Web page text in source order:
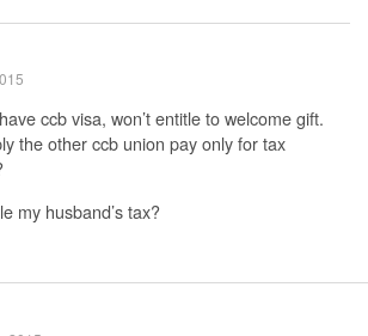
ccb visa, won’t entitle to welcome gift.
the other ccb union pay only for tax
my husband’s tax?